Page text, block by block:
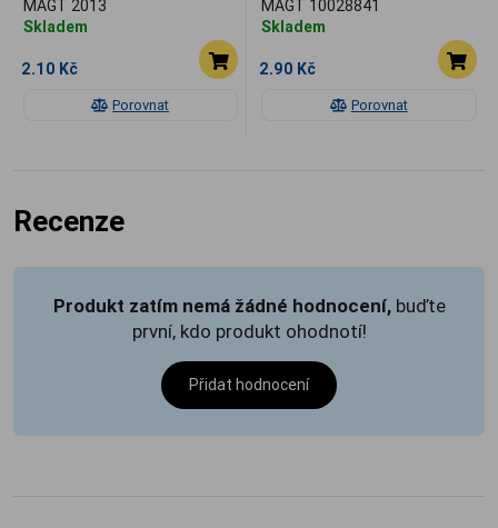
Porovnat
MAGT 2013
Skladem
2.10 Kč
Porovnat
MAGT 10028841
Skladem
2.90 Kč
Recenze
Produkt zatím nemá žádné hodnocení, buďte
první, kdo produkt ohodnotí!
Přidat hodnocení